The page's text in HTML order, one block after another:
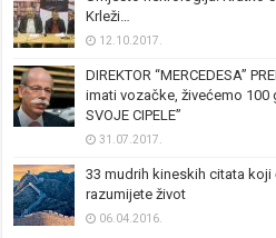
Krleži…
12.10.2017.
DIREKTOR “MERCEDESA”
imati vozačke, živećemo
SVOJE CIPELE”
31.07.2017.
33 mudrih kineskih citata
razumijete život
06.04.2016.